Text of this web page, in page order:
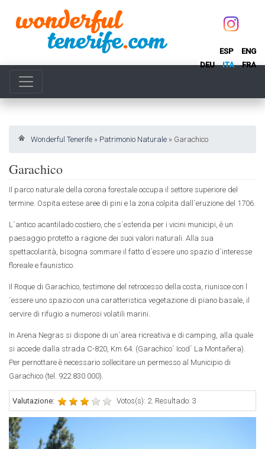
ESP
ENG
DEU
ITA FRA
Wonderful Tenerife » Patrimonio Naturale » Garachico
Garachico
Il parco naturale della corona forestale occupa il settore superiore del
termine. Ospita estese aree di pini e la zona colpita dall´eruzione del 1706.
L´antico acantilado costiero, che s´estenda per i vicini municipi, è un
paesaggio protetto a ragione dei suoi valori naturali. Alla sua
spettacolarità, bisogna sommare il fatto d´essere uno spazio d´interesse
floreale e faunistico.
Il Roque di Garachico, testimone del retrocesso della costa, riunisce con l
´essere uno spazio con una caratteristica vegetazione di piano basale, il
servire di rifugio a numerosi volatili marini.
In Arena Negras si dispone di un´area ricreativa e di camping, alla quale
si accede dalla strada C-820, Km 64. (Garachico´ Icod´ La Montañera).
Per pernottare è necessario sollecitare un permesso al Municipio di
Garachico (tel. 922 830 000).
Valutazione: Votos(s): 2. Resultado: 3